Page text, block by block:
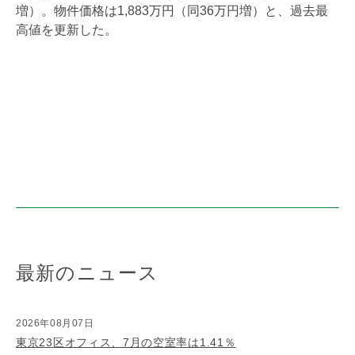
増）。物件価格は1,883万円（同36万円増）と、過去最
高値を更新した。
最新のニュース
2026年08月07日
東京23区オフィス、7月の空室率は1.41％